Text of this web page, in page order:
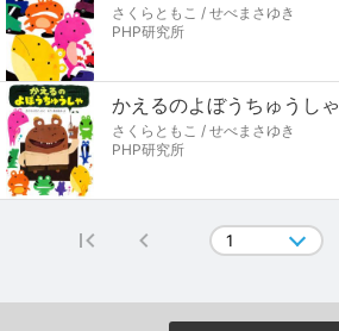
さくらともこ / せべまさゆき
PHP研究所
かえるのよぼうちゅうしゃ
さくらともこ / せべまさゆき
PHP研究所